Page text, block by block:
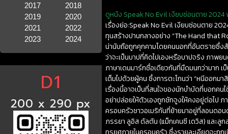
2017
2018
2019
2020
2021
2022
2023
2024
ดูหนัง Speak No Evil เงียบซ่อนตาย 2024
เรื่องย่อ:Speak No Evil เงียบซ่อนตาย
ทุนสร้างปานกลางอย่าง “The Hand that
น่านับถือถูกคุกคามโดยคนนอกที่อันตรายซึ่ง
ว่าจะเป็นบาปที่คิดไปเองหรือบาปจริง ภาพ
ภาษาเดนมาร์กชื่อเดียวกันที่มืดมนกว่ามาก
เต็มไปด้วยผู้คน ซึ่งการตะโกนว่า “หนีออกม
เรื่องนี้อาจเป็นที่สนใจของนักบำบัดที่บอกคน
อย่าปล่อยให้ตัวเองถูกชักจูงให้คงอยู่ต่อไป
ครอบครัวชาวอเมริกันที่ย้ายมาอยู่ที่ลอนดอ
ภรรยา ลูอิส ดัลตัน (แม็กเคนซี เดวิส) และลู